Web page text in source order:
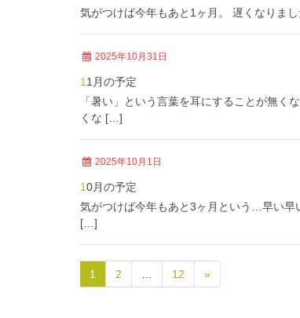
気がつけば今年もあと1ヶ月。 遅くなりま
2025年10月31日
11月の予定
「暑い」という言葉を耳にすることが無く
くな […]
2025年10月1日
10月の予定
気がつけば今年もあと3ヶ月という…早い早
[…]
1 2 12 »